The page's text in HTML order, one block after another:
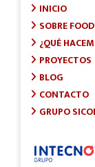
INICIO
SOBRE
¿QUÉ
PROYECTOS
BLOG
CONTACTO
GRUPO